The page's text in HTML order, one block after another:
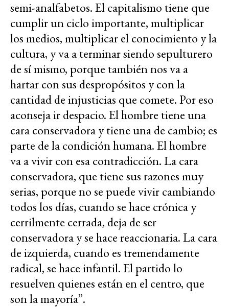
semi-analfabetos. El capitalismo tiene que
cumplir un ciclo importante, multiplicar
los medios, multiplicar el conocimiento y la
cultura, y va a terminar siendo sepulturero
de sí mismo, porque también nos va a
hartar con sus despropósitos y con la
cantidad de injusticias que comete. Por eso
aconseja ir despacio. El hombre tiene una
cara conservadora y tiene una de cambio; es
parte de la condición humana. El hombre
va a vivir con esa contradicción. La cara
conservadora, que tiene sus razones muy
serias, porque no se puede vivir cambiando
todos los días, cuando se hace crónica y
cerrilmente cerrada, deja de ser
conservadora y se hace reaccionaria. La cara
de izquierda, cuando es tremendamente
radical, se hace infantil. El partido lo
resuelven quienes están en el centro, que
son la mayoría”.